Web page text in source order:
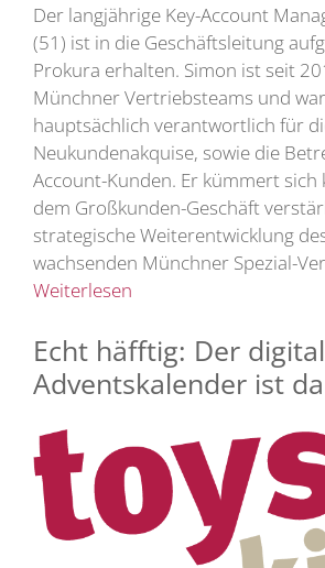
Der langjährige Key-Account
(51) ist in die Geschäftsleitung
Prokura erhalten. Simon ist seit
Münchner Vertriebsteams und
hauptsächlich verantwortlich für
Neukundenakquise, sowie die
Account-Kunden. Er kümmert sich
dem Großkunden-Geschäft
strategische Weiterentwicklung
wachsenden Münchner Spezial-
Weiterlesen
Echt häfftig: Der
Adventskalender ist